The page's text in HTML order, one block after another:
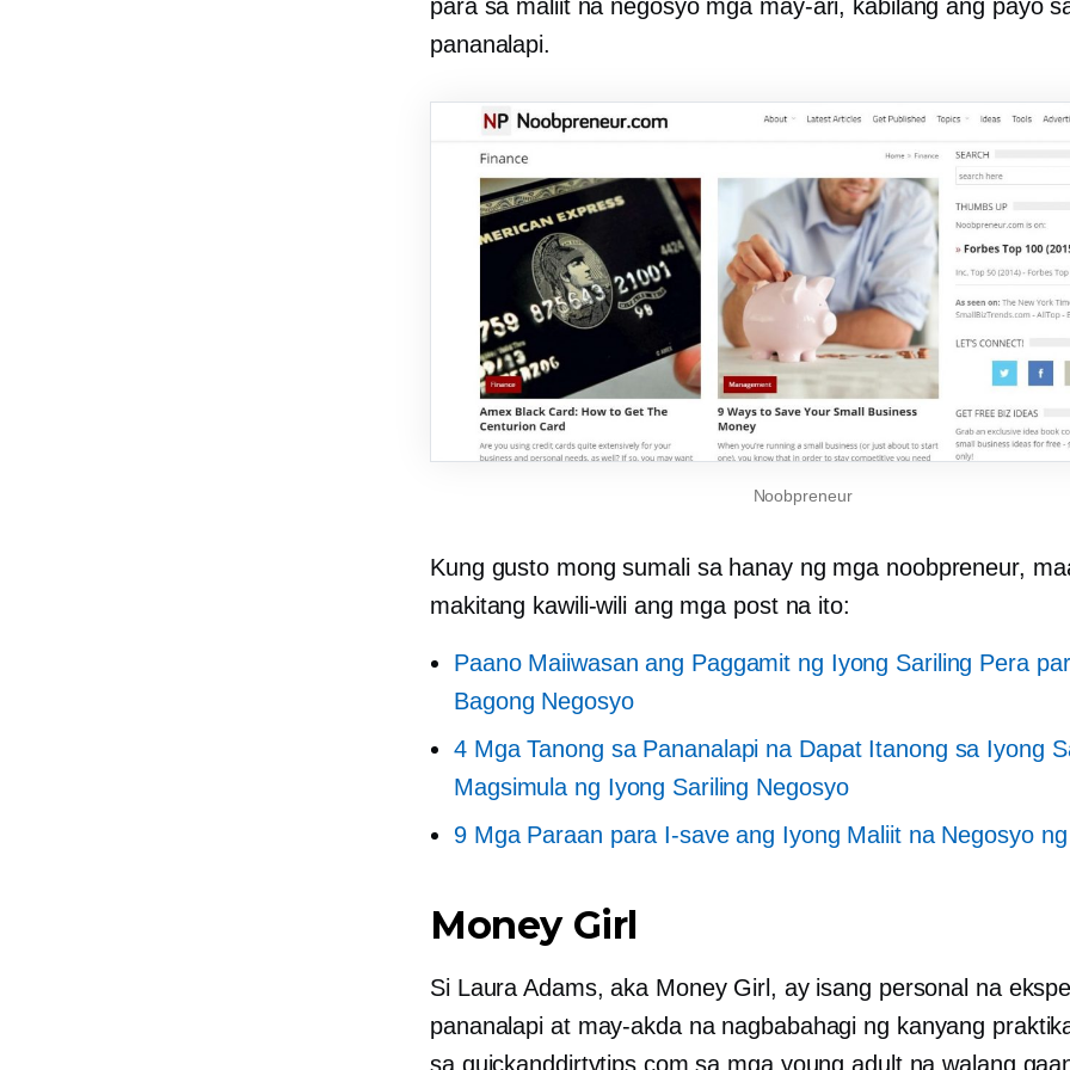
para sa maliit na negosyomga may-ari, kabilang ang payo
pananalapi.
Noobpreneur
Kung gusto mong sumali sa hanay ng mga noobpreneur,
makitang kawili-wili ang mga post na ito:
Paano Maiiwasan ang Paggamit ng Iyong Sariling Pera
Bagong Negosyo
4 Mga Tanong sa Pananalapi na Dapat Itanong sa Iyong
Magsimula ng Iyong Sariling Negosyo
9 Mga Paraan para I-save ang Iyong Maliit na Negosyo
Money Girl
Si Laura Adams, aka Money Girl, ay isang personal na
pananalapi at may-akda na nagbabahagi ng kanyang
sa quickanddirtytips.com sa mga young adult na walang